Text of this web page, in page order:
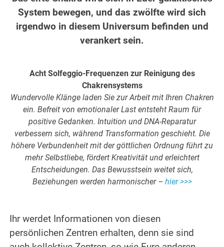
System bewegen, und das zwölfte wird sich
irgendwo in diesem Universum befinden und
verankert sein.
Acht Solfeggio-Frequenzen zur Reinigung des
Chakrensystems
Wundervolle Klänge laden Sie zur Arbeit mit Ihren Chakren
ein. Befreit von emotionaler Last entsteht Raum für
positive Gedanken. Intuition und DNA-Reparatur
verbessern sich, während Transformation geschieht. Die
höhere Verbundenheit mit der göttlichen Ordnung führt zu
mehr Selbstliebe, fördert Kreativität und erleichtert
Entscheidungen. Das Bewusstsein weitet sich,
Beziehungen werden harmonischer – hier >>>
Ihr werdet Informationen von diesen
persönlichen Zentren erhalten, denn sie sind